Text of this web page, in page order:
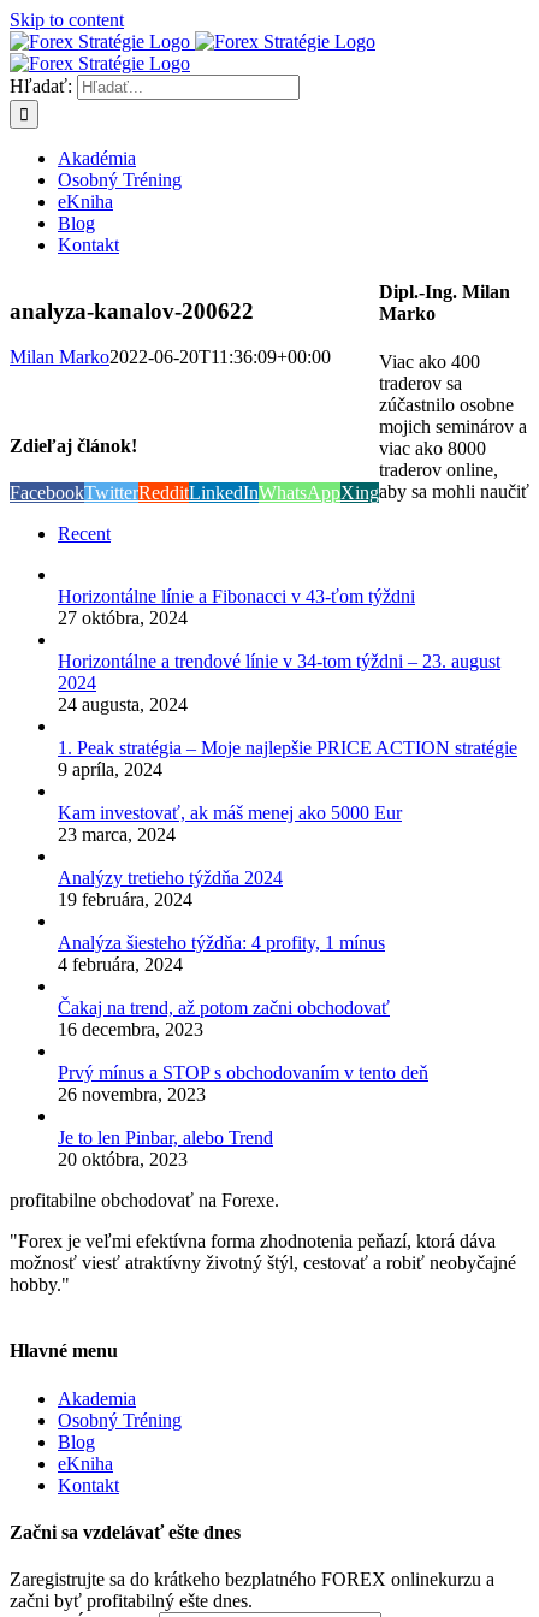
Skip to content
Hľadať:
Akadémia
Osobný Tréning
eKniha
Blog
Kontakt
analyza-kanalov-200622
Milan Marko2022-06-20T11:36:09+00:00
Zdieľaj článok!
FacebookTwitterRedditLinkedInWhatsAppXing
Recent
Horizontálne línie a Fibonacci v 43-ťom týždni
27 októbra, 2024
Horizontálne a trendové línie v 34-tom týždni – 23. august
2024
24 augusta, 2024
1. Peak stratégia – Moje najlepšie PRICE ACTION stratégie
9 apríla, 2024
Kam investovať, ak máš menej ako 5000 Eur
23 marca, 2024
Analýzy tretieho týždňa 2024
19 februára, 2024
Analýza šiesteho týždňa: 4 profity, 1 mínus
4 februára, 2024
Čakaj na trend, až potom začni obchodovať
16 decembra, 2023
Prvý mínus a STOP s obchodovaním v tento deň
26 novembra, 2023
Je to len Pinbar, alebo Trend
20 októbra, 2023
Dipl.-Ing. Milan
Marko
Viac ako 400
traderov sa
zúčastnilo osobne
mojich seminárov a
viac ako 8000
traderov online,
aby sa mohli naučiť
profitabilne obchodovať na Forexe.
"Forex je veľmi efektívna forma zhodnotenia peňazí, ktorá dáva
možnosť viesť atraktívny životný štýl, cestovať a robiť neobyčajné
hobby."
Hlavné menu
Akademia
Osobný Tréning
Blog
eKniha
Kontakt
Začni sa vzdelávať ešte dnes
Zaregistrujte sa do krátkeho bezplatného FOREX onlinekurzu a
začni byť profitabilný ešte dnes.